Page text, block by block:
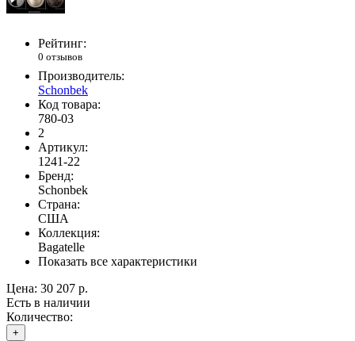
Рейтинг:
0 отзывов
Производитель:
Schonbek
Код товара:
780-03
2
Артикул:
1241-22
Бренд:
Schonbek
Страна:
США
Коллекция:
Bagatelle
Показать все характеристики
Цена: 30 207 р.
Есть в наличии
Количество:
+